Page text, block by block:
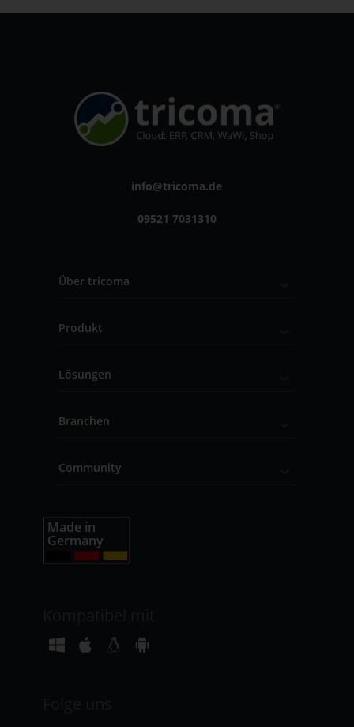
info@tricoma.de
09521 7031310
Über tricoma
Produkt
Lösungen
Branchen
Community